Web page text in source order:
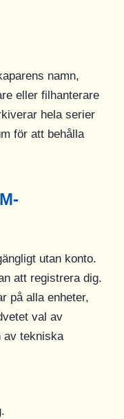
namn,
eller filhanterare
hela serier
för att behålla
utan konto.
att registrera dig.
på alla enheter,
val av
av tekniska